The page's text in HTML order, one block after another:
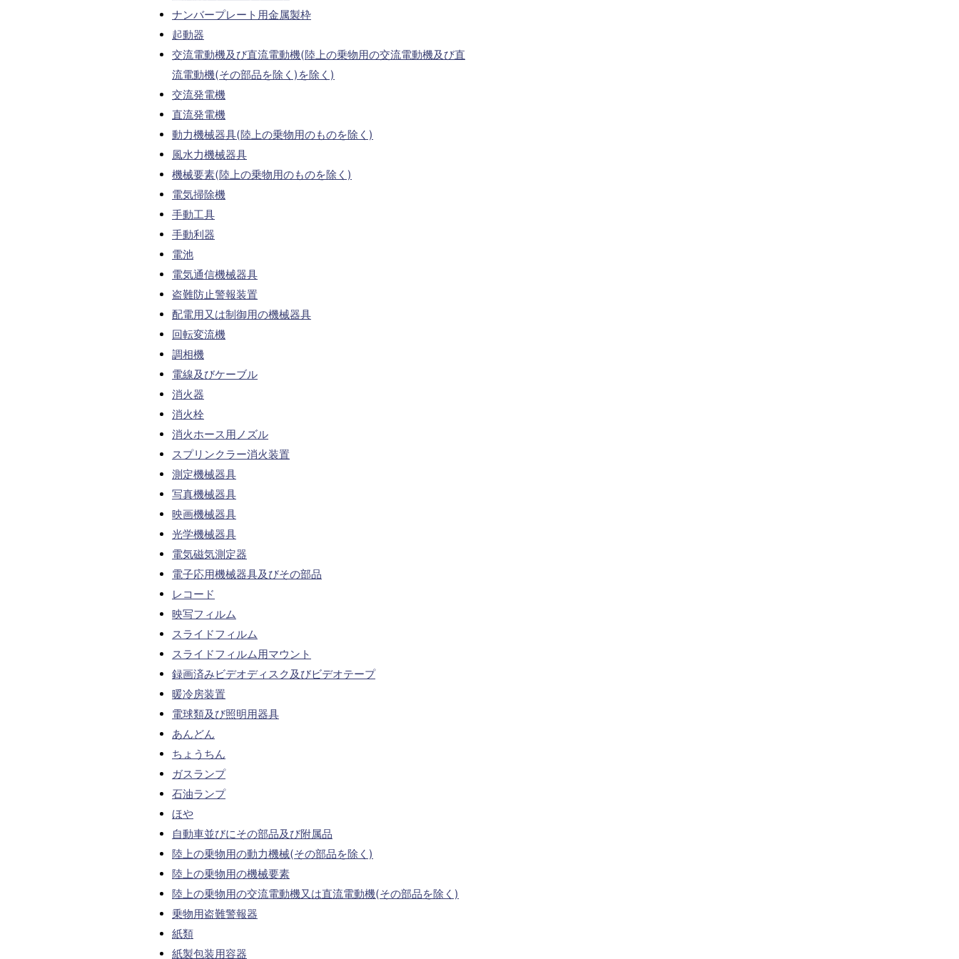
ナンバープレート用金属製枠
起動器
交流電動機及び直流電動機(陸上の乗物用の交流電動機及び直
流電動機(その部品を除く)を除く)
交流発電機
直流発電機
動力機械器具(陸上の乗物用のものを除く)
風水力機械器具
機械要素(陸上の乗物用のものを除く)
電気掃除機
手動工具
手動利器
電池
電気通信機械器具
盗難防止警報装置
配電用又は制御用の機械器具
回転変流機
調相機
電線及びケーブル
消火器
消火栓
消火ホース用ノズル
スプリンクラー消火装置
測定機械器具
写真機械器具
映画機械器具
光学機械器具
電気磁気測定器
電子応用機械器具及びその部品
レコード
映写フィルム
スライドフィルム
スライドフィルム用マウント
録画済みビデオディスク及びビデオテープ
暖冷房装置
電球類及び照明用器具
あんどん
ちょうちん
ガスランプ
石油ランプ
ほや
自動車並びにその部品及び附属品
陸上の乗物用の動力機械(その部品を除く)
陸上の乗物用の機械要素
陸上の乗物用の交流電動機又は直流電動機(その部品を除く)
乗物用盗難警報器
紙類
紙製包装用容器